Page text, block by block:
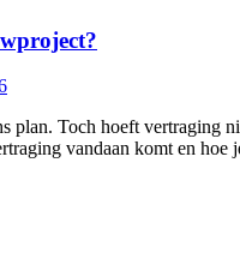
plan. Toch hoeft
vandaan komt en